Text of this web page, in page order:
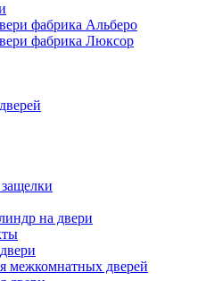
фабрика Альберо
фабрика Люксор
на двери
межкомнатных дверей